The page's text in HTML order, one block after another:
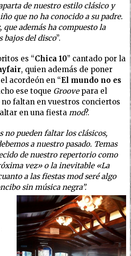
de nuestro estilo clásico y
que no ha conocido a su padre.
, que además ha compuesto la
bajos del disco”.
es “Chica 10” cantado por la
, quien además de poner
acordeón en “El mundo no es
ese toque Groovepara el
faltan en vuestros conciertos
en una fiesta mod?.
no pueden faltar los clásicos,
a nuestro pasado. Temas
de nuestro repertorio como
vez» o la inevitable «La
a las fiestas mod seré algo
sin música negra”.